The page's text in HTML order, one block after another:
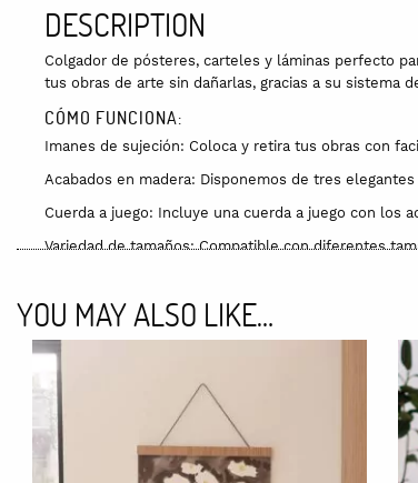
DESCRIPTION
Colgador de pósteres, carteles y láminas perfecto
tus obras de arte sin dañarlas, gracias a su sistema
CÓMO FUNCIONA:
Imanes de sujeción: Coloca y retira tus obras con
Acabados en madera: Disponemos de tres
Cuerda a juego: Incluye una cuerda a juego con los
Variedad de tamaños: Compatible con diferentes
El Marc no solo es una forma original y bonita de
Ideal para mostrar tus pósteres, carteles y láminas
FABRICACIÓN
Ha sido diseñado en Anglès (Girona) por Debosc,
acabado, nuevamente, en los talleres de Debosc.
YOU MAY ALSO LIKE…